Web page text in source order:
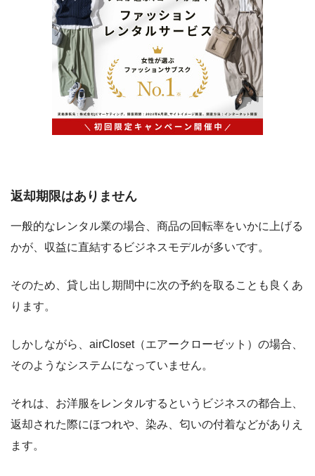
返却期限はありません
一般的なレンタル業の場合、商品の回転率をいかに上げる
かが、収益に直結するビジネスモデルが多いです。
そのため、貸し出し期間中に次の予約を取ることも良くあ
ります。
しかしながら、airCloset（エアークローゼット）の場合、
そのようなシステムになっていません。
それは、お洋服をレンタルするというビジネスの都合上、
返却された際にほつれや、染み、匂いの付着などがありえ
ます。